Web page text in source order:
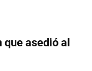
asedió al